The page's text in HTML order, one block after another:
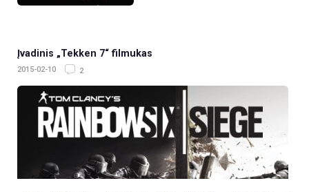
Įvadinis „Tekken 7“ filmukas
2015-02-10 2